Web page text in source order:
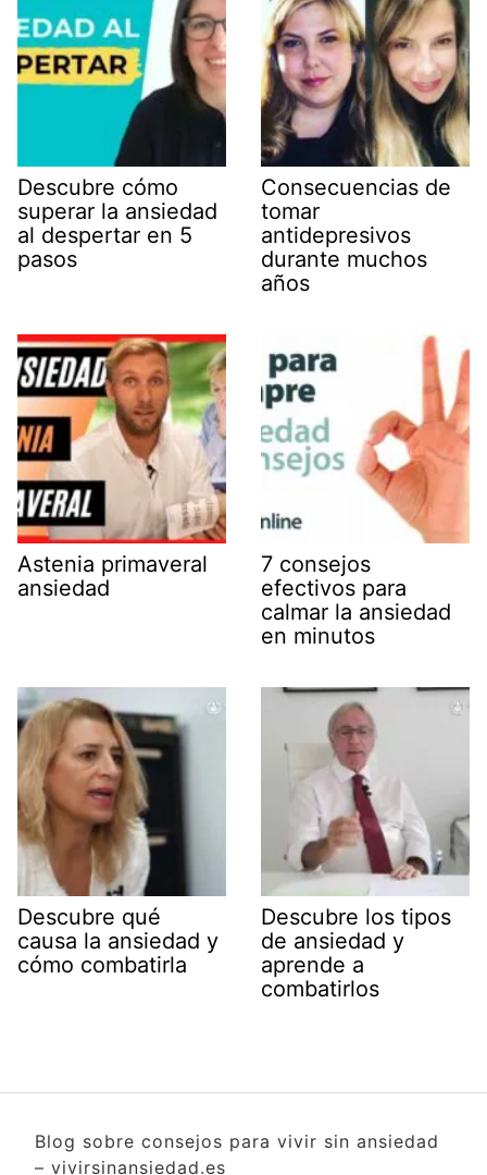
Descubre cómo
superar la ansiedad
al despertar en 5
pasos
Consecuencias de
tomar
antidepresivos
durante muchos
años
Astenia primaveral
ansiedad
7 consejos
efectivos para
calmar la ansiedad
en minutos
Descubre qué
causa la ansiedad y
cómo combatirla
Descubre los tipos
de ansiedad y
aprende a
combatirlos
Blog sobre consejos para vivir sin ansiedad
– vivirsinansiedad.es